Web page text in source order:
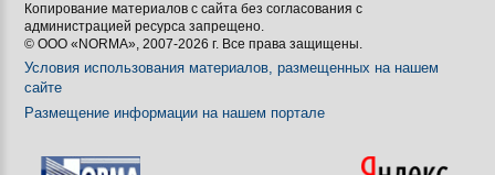
[BBCODE]
Копирование материалов с сайта без согласования с
администрацией ресурса запрещено.
© ООО «NORMA», 2007-2026 г. Все права защищены.
Условия использования материалов, размещенных на нашем
сайте
Размещение информации на нашем портале